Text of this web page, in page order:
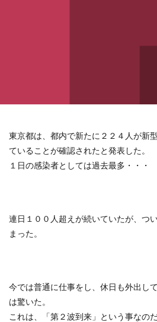
東京都は、都内で新たに２２４人が新
ていることが確認されたと発表した。
１日の感染者としては過去最多・・・
連日１００人超えが続いていたが、つ
まった。
今では普通に仕事をし、休日も外出し
は驚いた。
これは、「第２波到来」という事なの